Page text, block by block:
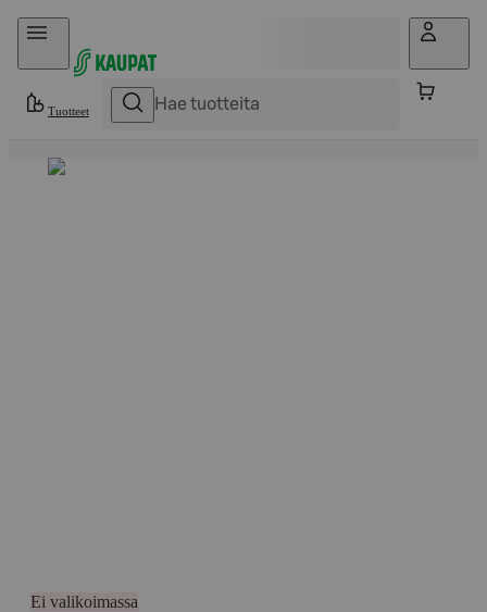
Hyppää sisältöön
Tuotteet
Ei valikoimassa